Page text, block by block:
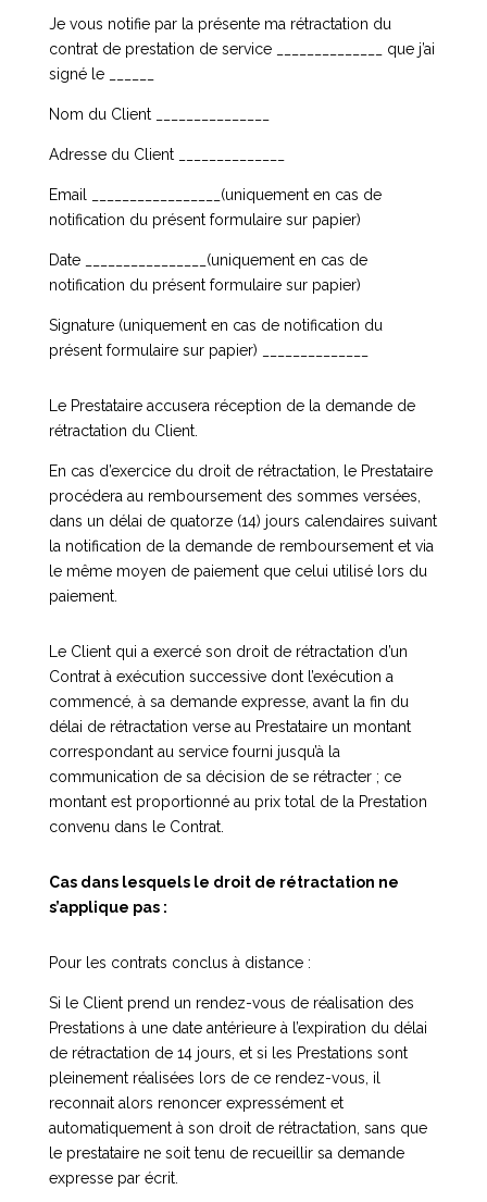
Je vous notifie par la présente ma rétractation du
contrat de prestation de service ______________ que j’ai
signé le ______
Nom du Client _______________
Adresse du Client ______________
Email _________________(uniquement en cas de
notification du présent formulaire sur papier)
Date ________________(uniquement en cas de
notification du présent formulaire sur papier)
Signature (uniquement en cas de notification du
présent formulaire sur papier) ______________
Le Prestataire accusera réception de la demande de
rétractation du Client.
En cas d’exercice du droit de rétractation, le Prestataire
procédera au remboursement des sommes versées,
dans un délai de quatorze (14) jours calendaires suivant
la notification de la demande de remboursement et via
le même moyen de paiement que celui utilisé lors du
paiement.
Le Client qui a exercé son droit de rétractation d’un
Contrat à exécution successive dont l’exécution a
commencé, à sa demande expresse, avant la fin du
délai de rétractation verse au Prestataire un montant
correspondant au service fourni jusqu’à la
communication de sa décision de se rétracter ; ce
montant est proportionné au prix total de la Prestation
convenu dans le Contrat.
Cas dans lesquels le droit de rétractation ne
s’applique pas :
Pour les contrats conclus à distance :
Si le Client prend un rendez-vous de réalisation des
Prestations à une date antérieure à l’expiration du délai
de rétractation de 14 jours, et si les Prestations sont
pleinement réalisées lors de ce rendez-vous, il
reconnait alors renoncer expressément et
automatiquement à son droit de rétractation, sans que
le prestataire ne soit tenu de recueillir sa demande
expresse par écrit.